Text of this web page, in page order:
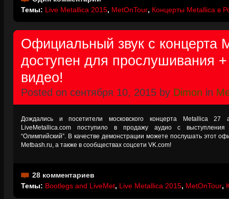
Темы: Live Metallica 2015, MetOnTour, Концерты Metallica в
Официальный звук с концерта
доступен для прослушивания
видео!
Posted on сентября 10, 2015 by Dimon in
Дождались и посетители московского концерта Metallica 27
LiveMetallica.com поступило в продажу аудио с выступления
“Олимпийский”. В качестве демонстрации можете послушать этот
Metbash.ru, а также в сообществах соцсети VK.com!
28 комментариев
Темы: Bootlegs and LiveMet, Live Metallica 2015, MetOnTour,